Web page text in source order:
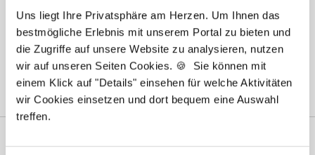
Uns liegt Ihre Privatsphäre am Herzen. Um Ihnen das
bestmögliche Erlebnis mit unserem Portal zu bieten und
die Zugriffe auf unsere Website zu analysieren, nutzen
wir auf unseren Seiten Cookies. 🍪 Sie können mit
einem Klick auf "Details" einsehen für welche Aktivitäten
wir Cookies einsetzen und dort bequem eine Auswahl
treffen.
Freiburg|Hamburg |Heidelberg|Ingolstadt| Karlsruhe|Kassel
Konstanz|Lübeck | Mönchengladbach |München |Nürnberg |Porta
Westfalica|Regensburg|Schweinfurt|Stuttgart |Ulm | Würzburg